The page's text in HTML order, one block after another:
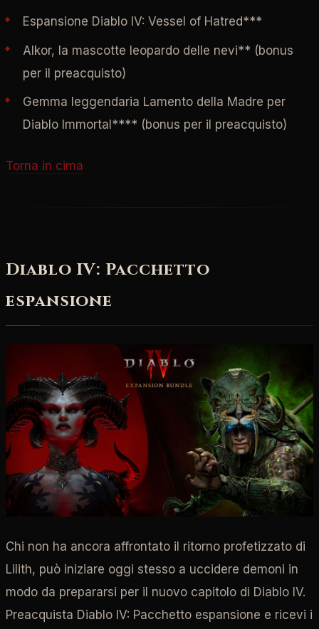
Espansione Diablo IV: Vessel of Hatred***
Alkor, la mascotte leopardo delle nevi** (bonus
per il preacquisto)
Gemma leggendaria Lamento della Madre per
Diablo Immortal**** (bonus per il preacquisto)
Torna in cima
Diablo IV: Pacchetto
espansione
Chi non ha ancora affrontato il ritorno profetizzato di
Lilith, può iniziare oggi stesso a uccidere demoni in
modo da prepararsi per il nuovo capitolo di Diablo IV.
Preacquista Diablo IV: Pacchetto espansione e ricevi i